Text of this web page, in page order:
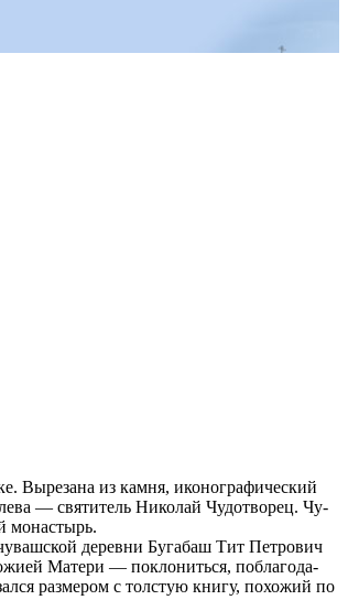
Вы­ре­за­на из кам­ня, ико­но­гра­фи­че­ский
— свя­ти­тель Ни­ко­лай Чу­до­тво­рец. Чу­
мо­на­стырь.
де­рев­ни Бу­га­баш Тит Пет­ро­вич
Ма­те­ри — по­кло­нить­ся, по­бла­го­да­
раз­ме­ром с тол­стую кни­гу, по­хо­жий по